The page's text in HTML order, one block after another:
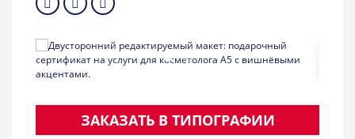
ЗАКАЗАТЬ В ТИПОГРАФИИ